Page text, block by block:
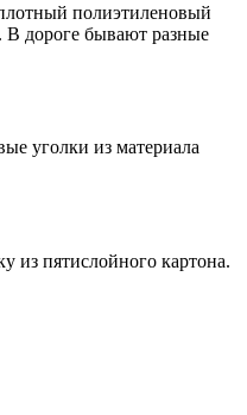
полиэтиленовый
В дороге бывают разные
уголки из материала
из пятислойного картона.